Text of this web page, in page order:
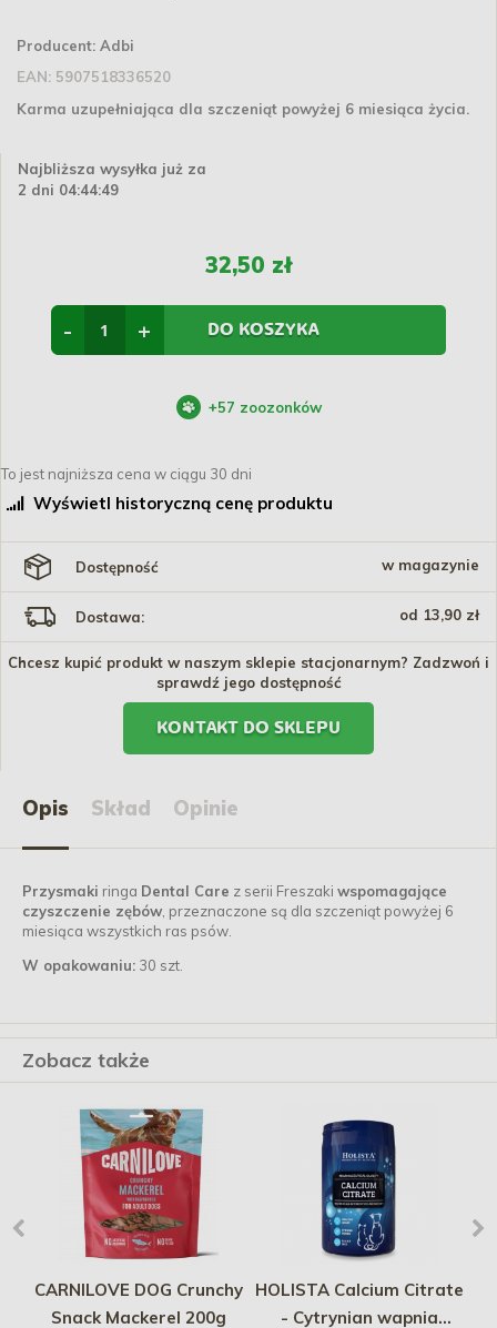
Producent: Adbi
EAN: 5907518336520
Karma uzupełniająca dla szczeniąt powyżej 6 miesiąca życia.
Najbliższa wysyłka już za
2 dni 04:44:48
32,50 zł
+
- DO KOSZYKA
+57 zoozonków
To jest najniższa cena w ciągu 30 dni
Wyświetl historyczną cenę produktu
Dostępność w magazynie
Dostawa: od 13,90 zł
Chcesz kupić produkt w naszym sklepie stacjonarnym? Zadzwoń i
sprawdź jego dostępność
KONTAKT DO SKLEPU
Opis Skład Opinie
Przysmaki ringa Dental Care z serii Freszaki wspomagające
czyszczenie zębów , przeznaczone są dla szczeniąt powyżej 6
miesiąca wszystkich ras psów.
W opakowaniu: 30 szt.
Zobacz także
CARNILOVE DOG Crunchy
Snack Mackerel 200g
HOLISTA Calcium Citrate
- Cytrynian wapnia